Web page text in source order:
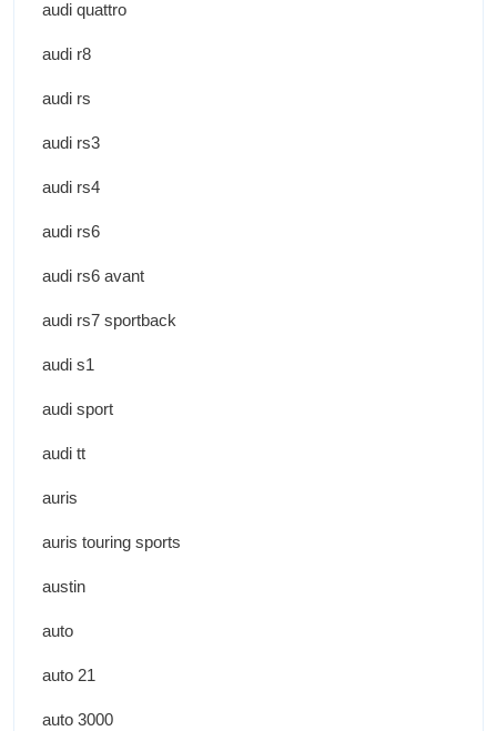
audi quattro
audi r8
audi rs
audi rs3
audi rs4
audi rs6
audi rs6 avant
audi rs7 sportback
audi s1
audi sport
audi tt
auris
auris touring sports
austin
auto
auto 21
auto 3000